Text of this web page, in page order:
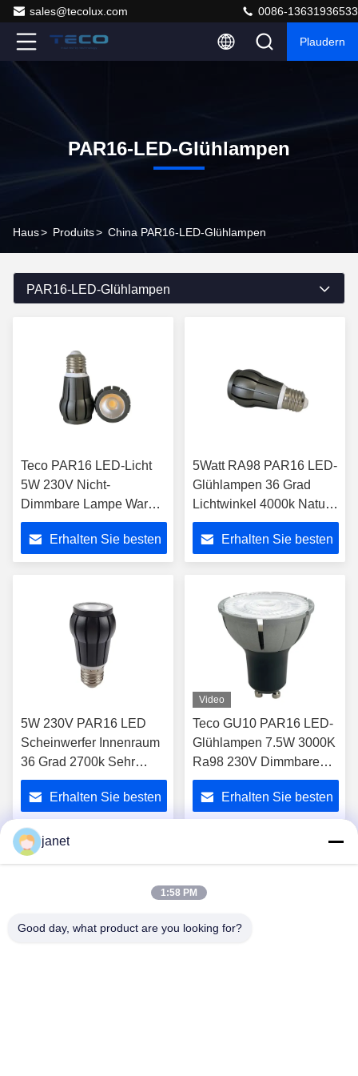
sales@tecolux.com 0086-13631936533
Plaudern
PAR16-LED-Glühlampen
Haus> Produits> China PAR16-LED-Glühlampen
PAR16-LED-Glühlampen
Teco PAR16 LED-Licht
5W 230V Nicht-
Dimmbare Lampe Warm
Weiß Für Restaurant
Erhalten Sie besten
5Watt RA98 PAR16 LED-
Glühlampen 36 Grad
Lichtwinkel 4000k Natur
Weiß
Erhalten Sie besten
5W 230V PAR16 LED
Scheinwerfer Innenraum
36 Grad 2700k Sehr
warme weiße Farbe
Erhalten Sie besten
Video
Teco GU10 PAR16 LED-
Glühlampen 7.5W 3000K
Ra98 230V Dimmbare
Lampe mit
Aluminiumgehäuse
Erhalten Sie besten
janet
1:58 PM
Good day, what product are you looking for?